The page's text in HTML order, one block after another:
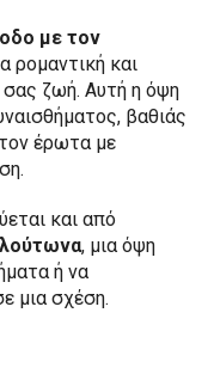
με τον
ρομαντική και
σας ζωή. Αυτή η όψη
βαθιάς
έρωτα με
και από
, μια όψη
ή να
μια σχέση.